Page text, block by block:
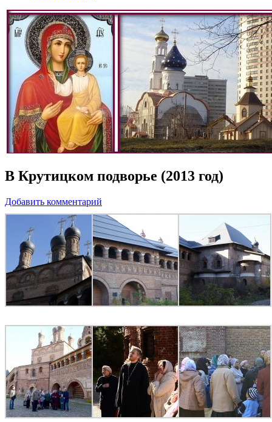
В Крутицком подворье (2013 год)
Добавить комментарий